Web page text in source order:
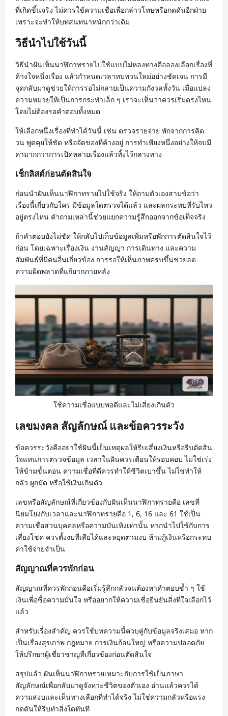
ที่เกิดขึ้นจริง ไม่ควรใช้ความเชื่อเพื่อกล่าวโทษหรือกดดันอีกฝ่าย
เพราะจะทำให้บทสนทนาหนักกว่าเดิม
วิธีนำไปใช้วันนี้
วิธีนำฝันเห็นนาฬิกาทรายไปใช้แบบไม่หลงทางคือลองเลือกเรื่องที่
ค้างใจหนึ่งเรื่อง แล้วกำหนดเวลาทบทวนใหม่อย่างชัดเจน การมี
จุดกลับมาดูช่วยให้การรอไม่กลายเป็นความกังวลทั้งวัน เมื่อแปลง
ความหมายให้เป็นการกระทำเล็ก ๆ เราจะเห็นว่าควรเริ่มตรงไหน
โดยไม่ต้องรอคำตอบทั้งหมด
ให้เลือกหนึ่งเรื่องที่ทำได้วันนี้ เช่น ตรวจรายจ่าย พักจากการคิด
วน พูดคุยให้ชัด หรือจัดของที่ค้างอยู่ การทำเพียงหนึ่งอย่างให้จบมี
ค่ามากกว่าการเปิดหลายเรื่องแล้วทิ้งไว้กลางทาง
เช็กลิสต์ก่อนตัดสินใจ
ก่อนนำฝันเห็นนาฬิกาทรายไปใช้จริง ให้ถามตัวเองสามข้อว่า
เรื่องนี้เกี่ยวกับใคร มีข้อมูลใดตรวจได้แล้ว และผลกระทบที่รับไหว
อยู่ตรงไหน คำถามเหล่านี้ช่วยแยกความรู้สึกออกจากข้อเท็จจริง
ถ้าคำตอบยังไม่ชัด ให้กลับไปเก็บข้อมูลเพิ่มหรือพักการตัดสินใจไว้
ก่อน โดยเฉพาะเรื่องเงิน งานสัญญา การเดินทาง และความ
สัมพันธ์ที่มีคนอื่นเกี่ยวข้อง การรอให้เห็นภาพครบขึ้นช่วยลด
ความผิดพลาดที่แก้ยากภายหลัง
ใช้ความเชื่อแบบพอดีและไม่เสี่ยงเกินตัว
เลขมงคล สัญลักษณ์ และข้อควรระวัง
ข้อควรระวังคืออย่าใช้ฝันนี้เป็นเหตุผลให้รีบเสี่ยงเงินหรือรีบตัดสิน
ใจแทนการตรวจข้อมูล เวลาในฝันควรเตือนให้รอบคอบ ไม่ใช่เร่ง
ให้ข้ามขั้นตอน ความเชื่อที่ดีควรทำให้ชีวิตเบาขึ้น ไม่ใช่ทำให้
กลัว ผูกมัด หรือใช้เงินเกินตัว
เลขหรือสัญลักษณ์ที่เกี่ยวข้องกับฝันเห็นนาฬิกาทรายคือ เลขที่
นิยมโยงกับเวลาและนาฬิกาทรายคือ 1, 6, 16 และ 61 ใช้เป็น
ความเชื่อส่วนบุคคลหรือความบันเทิงเท่านั้น หากนำไปใช้กับการ
เสี่ยงโชค ควรตั้งงบที่เสียได้และหยุดตามงบ ห้ามกู้เงินหรือกระทบ
ค่าใช้จ่ายจำเป็น
สัญญาณที่ควรพักก่อน
สัญญาณที่ควรพักก่อนคือเริ่มรู้สึกกลัวจนต้องหาคำตอบซ้ำ ๆ ใช้
เงินเพื่อซื้อความมั่นใจ หรืออยากให้ความเชื่อยืนยันสิ่งที่ใจเลือกไว้
แล้ว
สำหรับเรื่องสำคัญ ควรใช้บทความนี้ควบคู่กับข้อมูลจริงเสมอ หาก
เป็นเรื่องสุขภาพ กฎหมาย การเงินก้อนใหญ่ หรือความปลอดภัย
ให้ปรึกษาผู้เชี่ยวชาญที่เกี่ยวข้องก่อนตัดสินใจ
สรุปแล้ว ฝันเห็นนาฬิกาทรายเหมาะกับการใช้เป็นภาษา
สัญลักษณ์เพื่อกลับมาดูจังหวะชีวิตของตัวเอง อ่านแล้วควรได้
ความสงบและเห็นทางเลือกที่ทำได้จริง ไม่ใช่ความกลัวหรือแรง
กดดันให้รีบทำสิ่งใดทันที